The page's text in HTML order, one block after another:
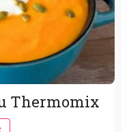
Thermomix